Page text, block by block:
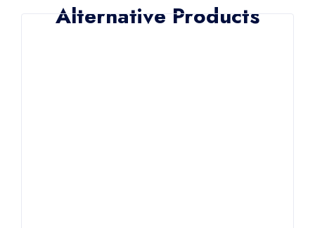
Alternative Products